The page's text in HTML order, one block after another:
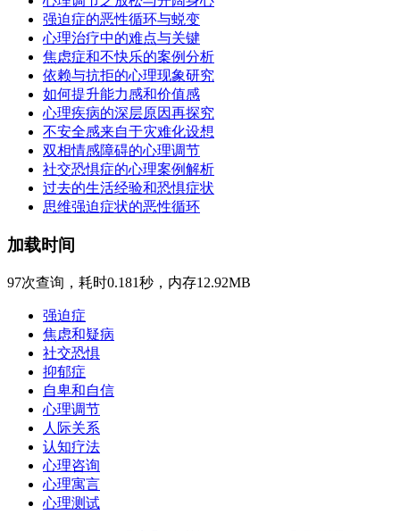
强迫症的恶性循环与蜕变
心理治疗中的难点与关键
焦虑症和不快乐的案例分析
依赖与抗拒的心理现象研究
如何提升能力感和价值感
心理疾病的深层原因再探究
不安全感来自于灾难化设想
双相情感障碍的心理调节
社交恐惧症的心理案例解析
过去的生活经验和恐惧症状
思维强迫症状的恶性循环
加载时间
97次查询，耗时0.181秒，内存12.92MB
强迫症
焦虑和疑病
社交恐惧
抑郁症
自卑和自信
心理调节
人际关系
认知疗法
心理咨询
心理寓言
心理测试